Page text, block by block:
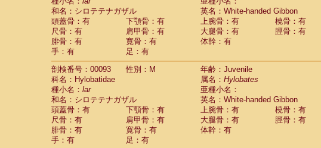
Pitheciidae Callicebus donacophilus(1)
PitheciidaeCallicebus moloch(12)
Pitheciidae Callicebus torquatus(1)
Pitheciidae Callicebus
Pitheciidae Chiropotes satanas
Pitheciidae Pithecia monachus
Pitheciidae Pithecia pithecia (6)
Cercopithecidae Cercocebus agilis (0)
Cercopithecidae Cercocebus galeritus chrysogaster
Cercopithecidae Cercocebus torquatus atys(2)
CercopithecidaeCercocebus torquatus lunulatus(5)
CercopithecidaeCercocebus torquatus torquatus(6)
CercopithecidaeCercocebus hybrid(0)
CercopithecidaeCercocebus
和名：シロテテナガザル
英名：White-handed Gibbon
頭蓋骨：有
下顎骨：有 上腕骨：有
橈骨：有
尺骨：有
肩甲骨：有 大腿骨：有
脛骨：有
腓骨：有
寛骨：有
体幹：有
手：有
足：有
剖検番号：00093
性別：M
年齢：Juvenile
科名：Hylobatidae
属名： Hylobates
種小名： lar
亜種小名：
和名：シロテテナガザル
英名：White-handed Gibbon
頭蓋骨：有
下顎骨：有 上腕骨：有
橈骨：有
尺骨：有
肩甲骨：有 大腿骨：有
脛骨：有
腓骨：有
寛骨：有
体幹：有
手：有
足：有